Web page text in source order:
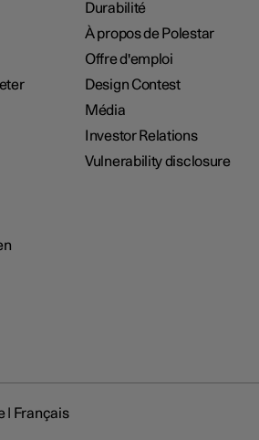
Durabilité
À propos de Polestar
Offre d'emploi
Design Contest
Média
Investor Relations
Vulnerability disclosure
| Français